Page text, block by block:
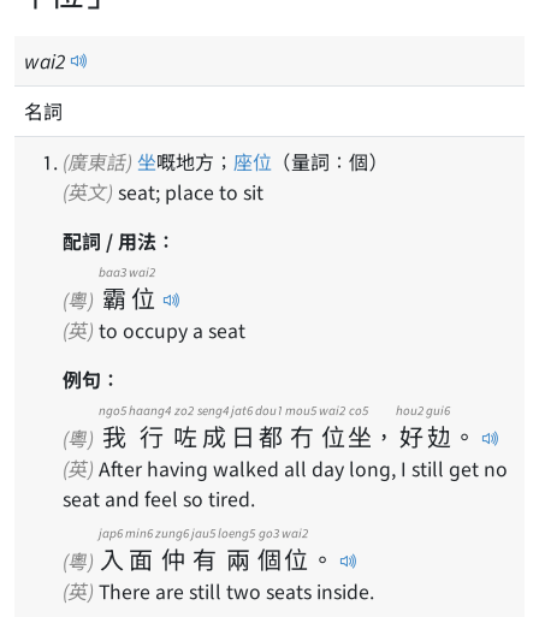
wai2
名詞
(廣東話) 坐嘅地方； 座位 （量詞：個）
(英文) seat; place to sit
配詞 / 用法：
(粵) 霸
baa3
位
wai2
(英) to occupy a seat
例句：
(粵) 我
ngo5
行
haang4
咗
zo2
成
seng4
日
jat6
都
dou1
冇
mou5
位
wai2
坐
co5
， 好
hou2
攰
gui6
。
(英) After having walked all day long, I still get no
seat and feel so tired.
(粵) 入
jap6
面
min6
仲
zung6
有
jau5
兩
loeng5
個
go3
位
wai2
。
(英) There are still two seats inside.